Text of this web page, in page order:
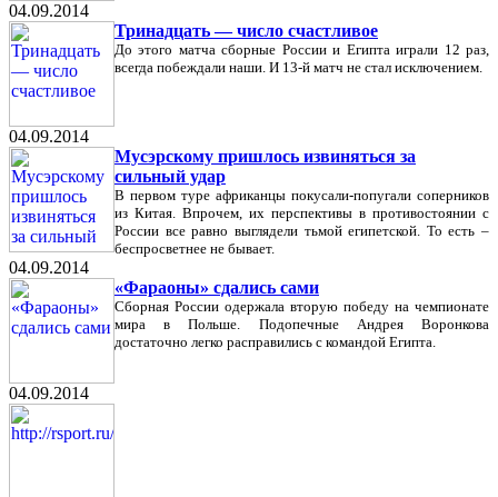
04.09.2014
Тринадцать — число счастливое
До этого матча сборные России и Египта играли 12 раз,
всегда побеждали наши. И 13-й матч не стал исключением.
04.09.2014
Мусэрскому пришлось извиняться за
сильный удар
В первом туре африканцы покусали-попугали соперников
из Китая. Впрочем, их перспективы в противостоянии с
России все равно выглядели тьмой египетской. То есть –
беспросветнее не бывает.
04.09.2014
«Фараоны» сдались сами
Сборная России одержала вторую победу на чемпионате
мира в Польше. Подопечные Андрея Воронкова
достаточно легко расправились с командой Египта.
04.09.2014